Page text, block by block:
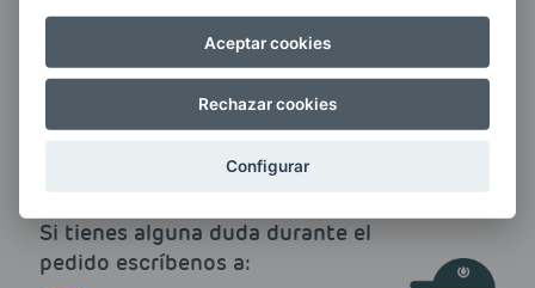
Quiero recibir las últimas novedades de AVIA
ENERGIAS por cualquier medio, incluido
Más información
Si tienes alguna duda durante el
pedido escríbenos a:
Aceptar cookies
Rechazar cookies
Configurar